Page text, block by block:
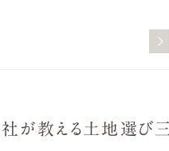
が教える土地選び三